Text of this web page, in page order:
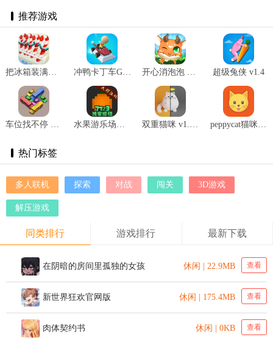
推荐游戏
把冰箱装满小 v59.9.1 冲鸭卡丁车Go v1.0.8 超级兔侠 v1.4
热门标签
多人联机 探索 对战 闯关 3D游戏
解压游戏
同类排行 游戏排行 最新下载
在阴暗的房间里孤独的女孩 休闲 | 22.9MB 查看
新世界狂欢官网版 休闲 | 175.4MB 查看
肉体契约书 休闲 | 0KB 查看